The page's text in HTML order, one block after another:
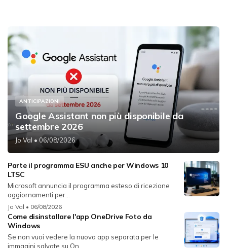
ANTICIPAZIONI
Google Assistant non più disponibile da
settembre 2026
Jo Val • 06/08/2026
Parte il programma ESU anche per Windows 10
LTSC
Microsoft annuncia il programma esteso di ricezione
aggiornamenti per...
Jo Val • 06/08/2026
Come disinstallare l'app OneDrive Foto da
Windows
Se non vuoi vedere la nuova app separata per le
immagini salvate su On...